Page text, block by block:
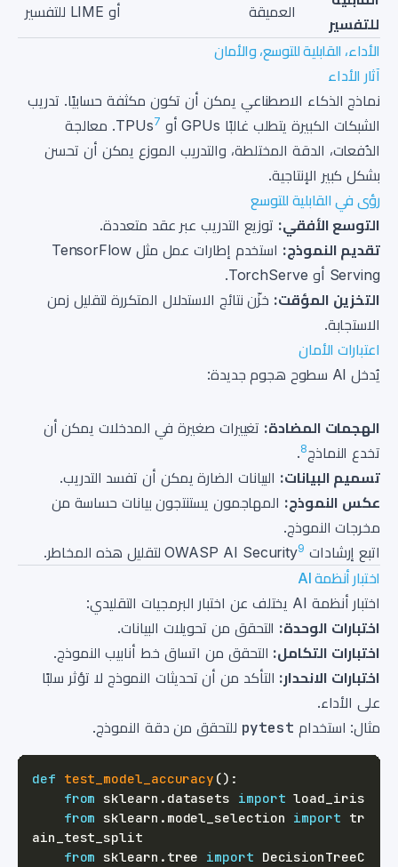
للتفسير
العميقة
أو LIME للتفسير
الأداء، القابلية للتوسع، والأمان
آثار الأداء
نماذج الذكاء الاصطناعي يمكن أن تكون مكثفة حسابيًا. تدريب
الشبكات الكبيرة يتطلب غالبًا GPUs أو TPUs
7
. معالجة
الدُفعات، الدقة المختلطة، والتدريب الموزع يمكن أن تحسن
بشكل كبير الإنتاجية.
رؤى في القابلية للتوسع
التوسع الأفقي: توزيع التدريب عبر عقد متعددة.
تقديم النموذج:
استخدم إطارات عمل مثل TensorFlow
Serving أو TorchServe.
التخزين المؤقت: خزّن نتائج الاستدلال المتكررة لتقليل زمن
الاستجابة.
اعتبارات الأمان
يُدخل AI سطوح هجوم جديدة:
الهجمات المضادة: تغييرات صغيرة في المدخلات يمكن أن
تخدع النماذج8
.
تسميم البيانات: البيانات الضارة يمكن أن تفسد التدريب.
عكس النموذج: المهاجمون يستنتجون بيانات حساسة من
مخرجات النموذج.
اتبع إرشادات OWASP AI Security 9
لتقليل هذه المخاطر.
اختبار أنظمة AI
اختبار أنظمة AI يختلف عن اختبار البرمجيات التقليدي:
اختبارات الوحدة: التحقق من تحويلات البيانات.
اختبارات التكامل: التحقق من اتساق خط أنابيب النموذج.
اختبارات الانحدار: التأكد من أن تحديثات النموذج لا تؤثر سلبًا
على الأداء.
مثال: استخدام pytest للتحقق من دقة النموذج.
def test_model_accuracy () :
from sklearn . datasets import
from sklearn . model_selection import tr
from sklearn . tree import DecisionTreeC